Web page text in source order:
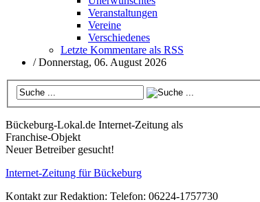
Veranstaltungen
Vereine
Verschiedenes
Letzte Kommentare als RSS
/Donnerstag, 06. August 2026
Bückeburg-Lokal.de Internet-Zeitung als
Franchise-Objekt
Neuer Betreiber gesucht!
Internet-Zeitung fürBückeburg
Kontakt zur Redaktion: Telefon: 06224-1757730